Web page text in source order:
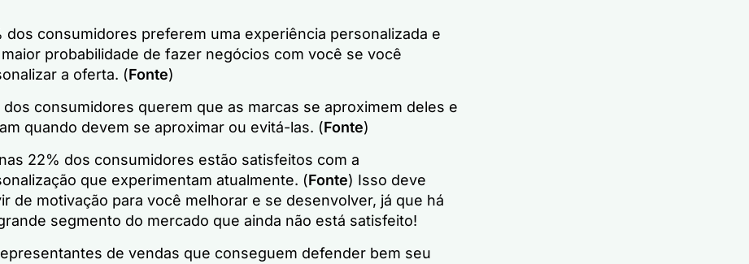
dos consumidores preferem uma experiência personalizada e
probabilidade de fazer negócios com você se você
a oferta. (Fonte)
dos consumidores querem que as marcas se aproximem deles e
quando devem se aproximar ou evitá-las. (Fonte)
22% dos consumidores estão satisfeitos com a
que experimentam atualmente. (Fonte) Isso deve
de motivação para você melhorar e se desenvolver, já que há
segmento do mercado que ainda não está satisfeito!
de vendas que conseguem defender bem seu